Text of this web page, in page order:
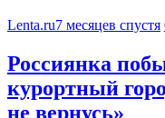
Lenta.ru7 месяцев спустя
Россиянка
курортный
не вернусь»